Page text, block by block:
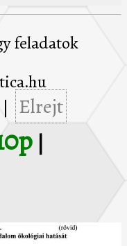
feladatok
Elrejt